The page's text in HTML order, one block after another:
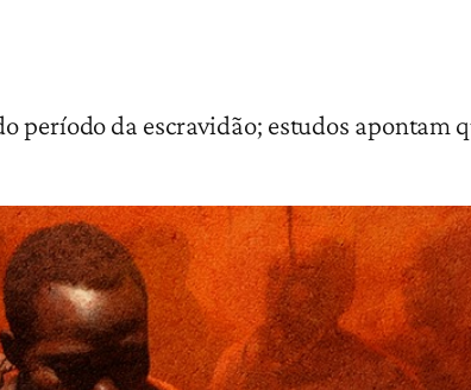
período da escravidão; estudos apontam